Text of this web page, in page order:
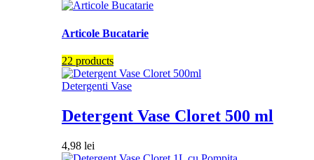
Articole Bucatarie
22 products
Detergenti Vase
Detergent Vase Cloret 500 ml
4,98 lei